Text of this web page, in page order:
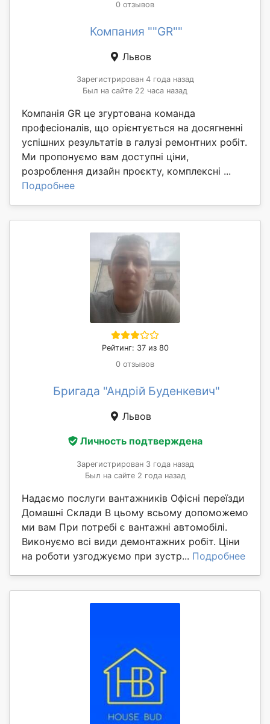
0 отзывов
Компания ""GR""
Львов
Зарегистрирован 4 года назад
Был на сайте 22 часа назад
Компанія GR це згуртована команда
професіоналів, що орієнтується на досягненні
успішних результатів в галузі ремонтних робіт.
Ми пропонуємо вам доступні ціни,
розроблення дизайн проєкту, комплексні ...
Подробнее
Рейтинг: 37 из 80
0 отзывов
Бригада "Андрій Буденкевич"
Львов
Личность подтверждена
Зарегистрирован 3 года назад
Был на сайте 2 года назад
Надаємо послуги вантажників Офісні переїзди
Домашні Склади В цьому всьому допоможемо
ми вам При потребі є вантажні автомобілі.
Виконуємо всі види демонтажних робіт. Ціни
на роботи узгоджуємо при зустр... Подробнее